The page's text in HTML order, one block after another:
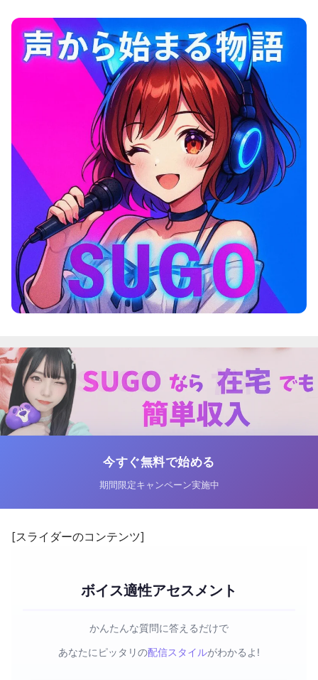
今すぐ無料で始める
期間限定キャンペーン実施中
[スライダーのコンテンツ]
ボイス適性アセスメント
かんたんな質問に答えるだけで
あなたにピッタリの配信スタイルがわかるよ!